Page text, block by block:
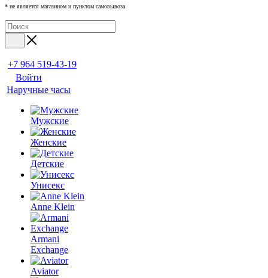
* не является магазином и пунктом самовывоза
+7 964 519-43-19
Войти
Наручные часы
Мужские
Женские
Детские
Унисекс
Anne Klein
Armani
Exchange
Aviator